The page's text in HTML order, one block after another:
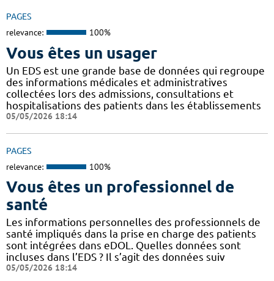
PAGES
relevance: 100%
Vous êtes un usager
Un EDS est une grande base de données qui regroupe
des informations médicales et administratives
collectées lors des admissions, consultations et
hospitalisations des patients dans les établissements
05/05/2026 18:14
PAGES
relevance: 100%
Vous êtes un professionnel de
santé
Les informations personnelles des professionnels de
santé impliqués dans la prise en charge des patients
sont intégrées dans eDOL. Quelles données sont
incluses dans l’EDS ? Il s’agit des données suiv
05/05/2026 18:14